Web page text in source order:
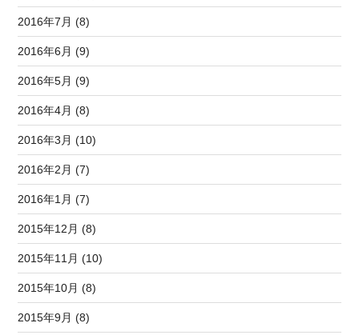
2016年7月 (8)
2016年6月 (9)
2016年5月 (9)
2016年4月 (8)
2016年3月 (10)
2016年2月 (7)
2016年1月 (7)
2015年12月 (8)
2015年11月 (10)
2015年10月 (8)
2015年9月 (8)